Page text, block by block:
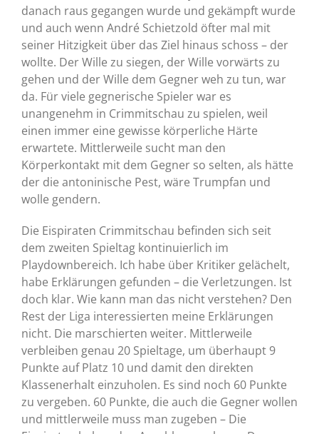
danach raus gegangen wurde und gekämpft wurde
und auch wenn André Schietzold öfter mal mit
seiner Hitzigkeit über das Ziel hinaus schoss – der
wollte. Der Wille zu siegen, der Wille vorwärts zu
gehen und der Wille dem Gegner weh zu tun, war
da. Für viele gegnerische Spieler war es
unangenehm in Crimmitschau zu spielen, weil
einen immer eine gewisse körperliche Härte
erwartete. Mittlerweile sucht man den
Körperkontakt mit dem Gegner so selten, als hätte
der die antoninische Pest, wäre Trumpfan und
wolle gendern.
Die Eispiraten Crimmitschau befinden sich seit
dem zweiten Spieltag kontinuierlich im
Playdownbereich. Ich habe über Kritiker gelächelt,
habe Erklärungen gefunden – die Verletzungen. Ist
doch klar. Wie kann man das nicht verstehen? Den
Rest der Liga interessierten meine Erklärungen
nicht. Die marschierten weiter. Mittlerweile
verbleiben genau 20 Spieltage, um überhaupt 9
Punkte auf Platz 10 und damit den direkten
Klassenerhalt einzuholen. Es sind noch 60 Punkte
zu vergeben. 60 Punkte, die auch die Gegner wollen
und mittlerweile muss man zugeben – Die